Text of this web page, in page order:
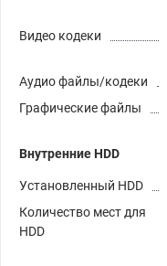
Видео кодеки
Аудио файлы/кодеки
Графические файлы
Внутренние HDD
Установленный HDD
Количество мест для
HDD